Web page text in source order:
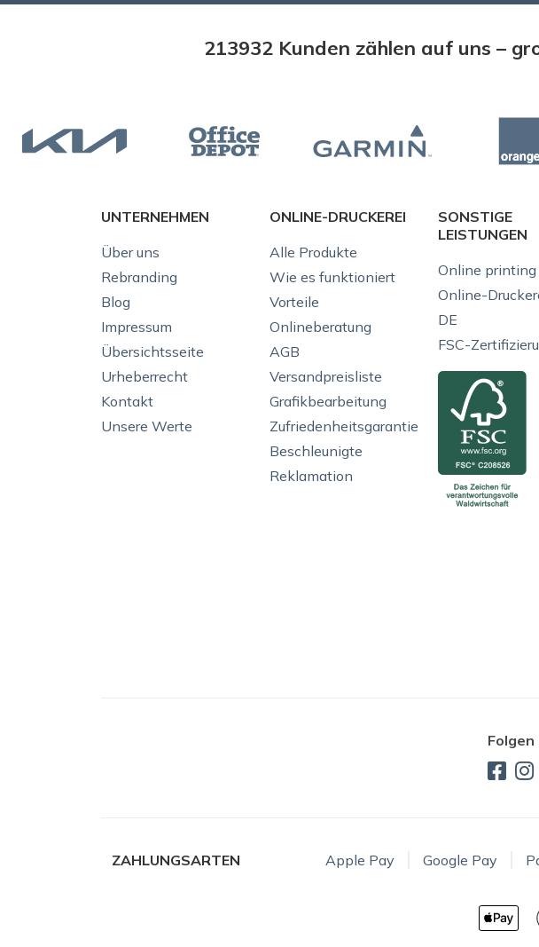
213932 Kunden zählen auf uns –
UNTERNEHMEN
Über uns
Rebranding
Blog
Impressum
Übersichtsseite
Urheberrecht
Kontakt
Unsere Werte
ONLINE-DRUCKEREI
Alle Produkte
Wie es funktioniert
Vorteile
Onlineberatung
AGB
Versandpreisliste
Grafikbearbeitung
Zufriedenheitsgarantie
Beschleunigte
Reklamation
SONSTIGE
LEISTUNGEN
Online printing
Online-
DE
FSC-
Folgen
ZAHLUNGSARTEN Apple Pay Google Pay